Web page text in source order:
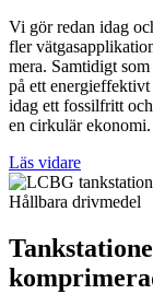
Vi gör redan idag
fler
mera. Samtidigt
på ett
idag ett fossilfritt
en cirkulär ekonomi.
Läs vidare
Hållbara drivmedel